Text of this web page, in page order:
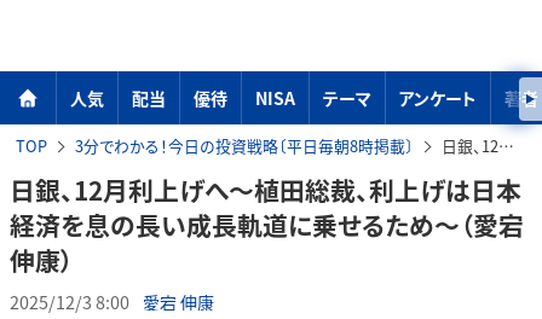
人気 配当 優待 NISA テーマ アンケート 著者
TOP 3分でわかる！今日の投資戦略〔平日毎朝8時掲載〕 日銀、12月利上げへ～植田総裁、利上げは日本経済を息の長い成長軌道に乗せるため～（愛宕伸康）
日銀、12月利上げへ～植田総裁、利上げは日本
経済を息の長い成長軌道に乗せるため～（愛宕
伸康）
2025/12/3 8:00 愛宕 伸康